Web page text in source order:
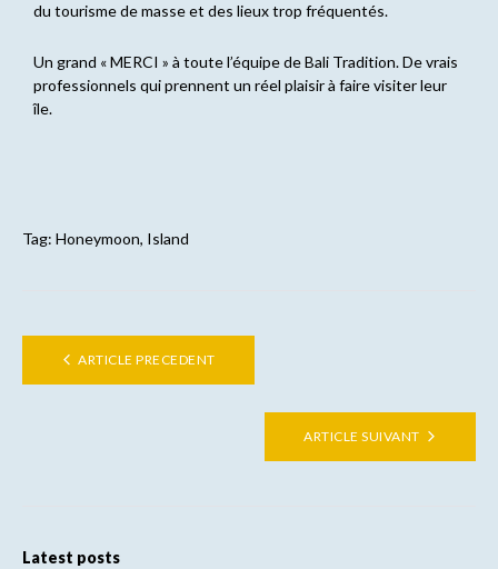
du tourisme de masse et des lieux trop fréquentés.
Un grand « MERCI » à toute l’équipe de Bali Tradition. De vrais
professionnels qui prennent un réel plaisir à faire visiter leur
île.
Tag: Honeymoon, Island
ARTICLE PRECEDENT
ARTICLE SUIVANT
Latest posts